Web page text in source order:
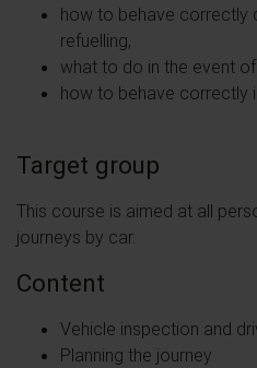
how to behave correctly
refuelling,
what to do in the event
how to behave correctly
Target group
This course is aimed at all
journeys by car.
Content
Vehicle inspection and
Planning the journey